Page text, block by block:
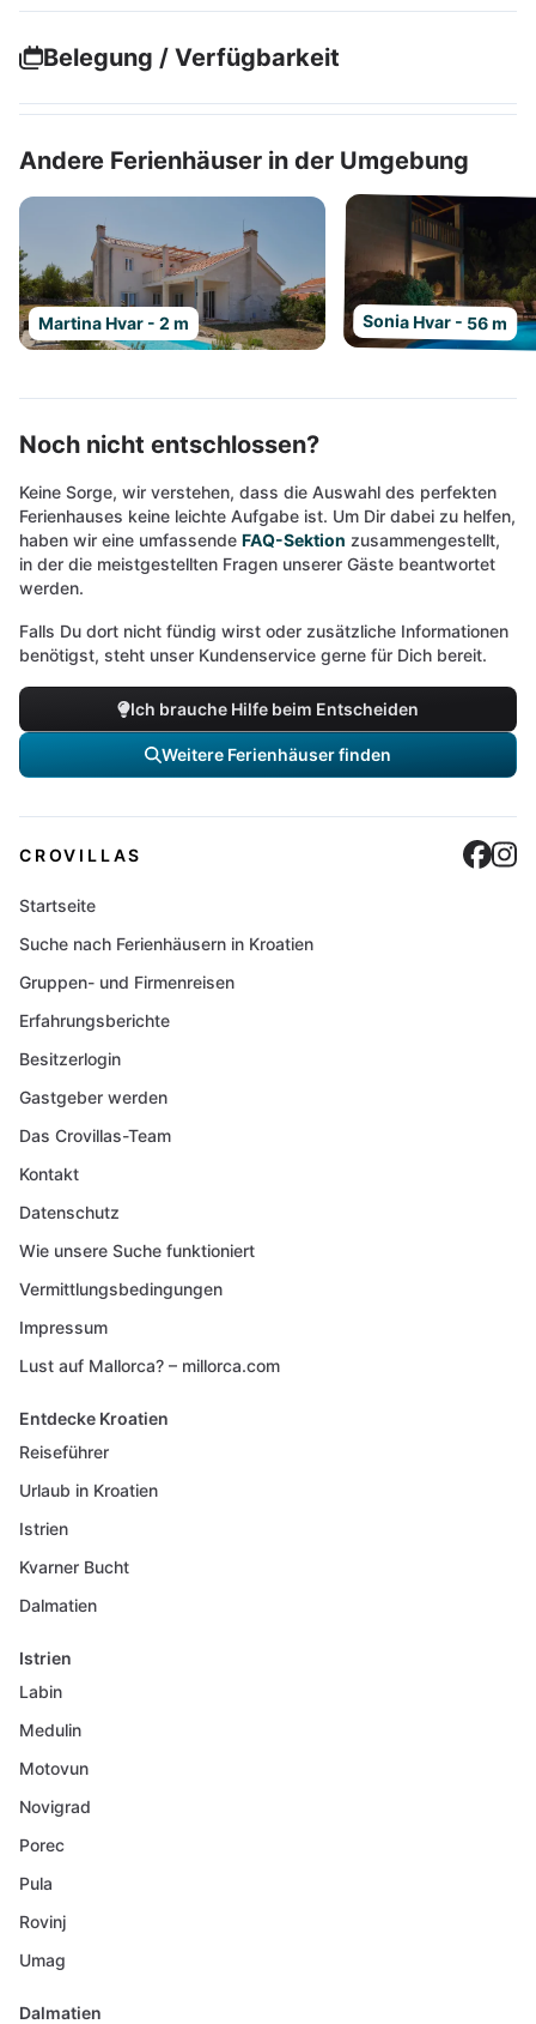
Belegung / Verfügbarkeit
Andere Ferienhäuser in der Umgebung
Martina Hvar - 2 m Sonia Hvar - 56 m
Noch nicht entschlossen?
Keine Sorge, wir verstehen, dass die Auswahl des perfekten
Ferienhauses keine leichte Aufgabe ist. Um Dir dabei zu helfen,
haben wir eine umfassende FAQ-Sektion zusammengestellt,
in der die meistgestellten Fragen unserer Gäste beantwortet
werden.
Falls Du dort nicht fündig wirst oder zusätzliche Informationen
benötigst, steht unser Kundenservice gerne für Dich bereit.
Ich brauche Hilfe beim Entscheiden
Weitere Ferienhäuser finden
CROVILLAS
Startseite
Suche nach Ferienhäusern in Kroatien
Gruppen- und Firmenreisen
Erfahrungsberichte
Besitzerlogin
Gastgeber werden
Das Crovillas-Team
Kontakt
Datenschutz
Wie unsere Suche funktioniert
Vermittlungsbedingungen
Impressum
Lust auf Mallorca? – millorca.com
Entdecke Kroatien
Reiseführer
Urlaub in Kroatien
Istrien
Kvarner Bucht
Dalmatien
Istrien
Labin
Medulin
Motovun
Novigrad
Porec
Pula
Rovinj
Umag
Dalmatien